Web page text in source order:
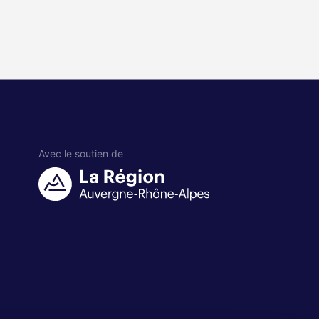
Avec le soutien de